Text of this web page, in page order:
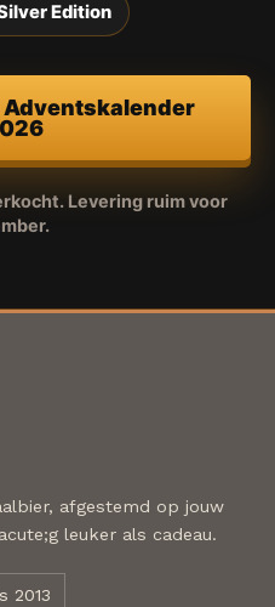
Edition
Adventskalender
Levering ruim voor
afgestemd op jouw
leuker als cadeau.
2013